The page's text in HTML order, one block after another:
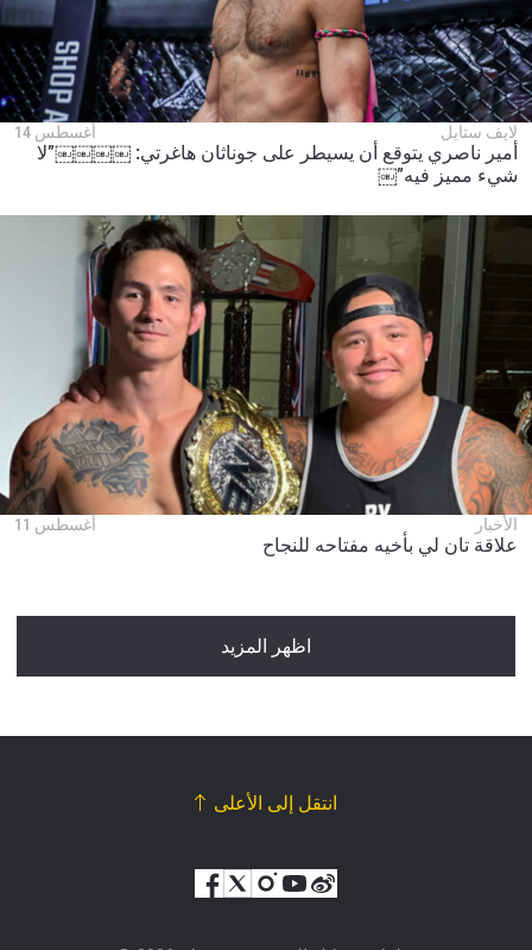
لايف ستايل أغسطس 14
أمير ناصري يتوقع أن يسيطر على جوناثان هاغرتي: ￼￼￼￼”لا
شيء مميز فيه”￼
الأخبار أغسطس 11
علاقة تان لي بأخيه مفتاحه للنجاح
اظهر المزيد
انتقل إلى الأعلى